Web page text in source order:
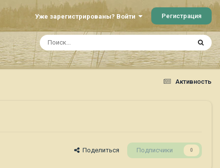
Уже зарегистрированы? Войти Регистрация
Активность
Поделиться Подписчики 0